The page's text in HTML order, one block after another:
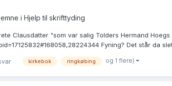
i Hjelp til skrifttyding
Clausdatter "som var salig Tolders Hermand
Fyning? Det står da
kirkebok ringkøbing og 1 flere)